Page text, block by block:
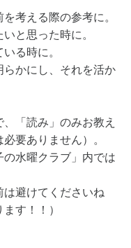
考える際の参考に。
と思った時に。
る時に。
かにし、それを活か
「読み」のみお教え
要ありません）。
水曜クラブ」内では
は避けてくださいね
す！！）